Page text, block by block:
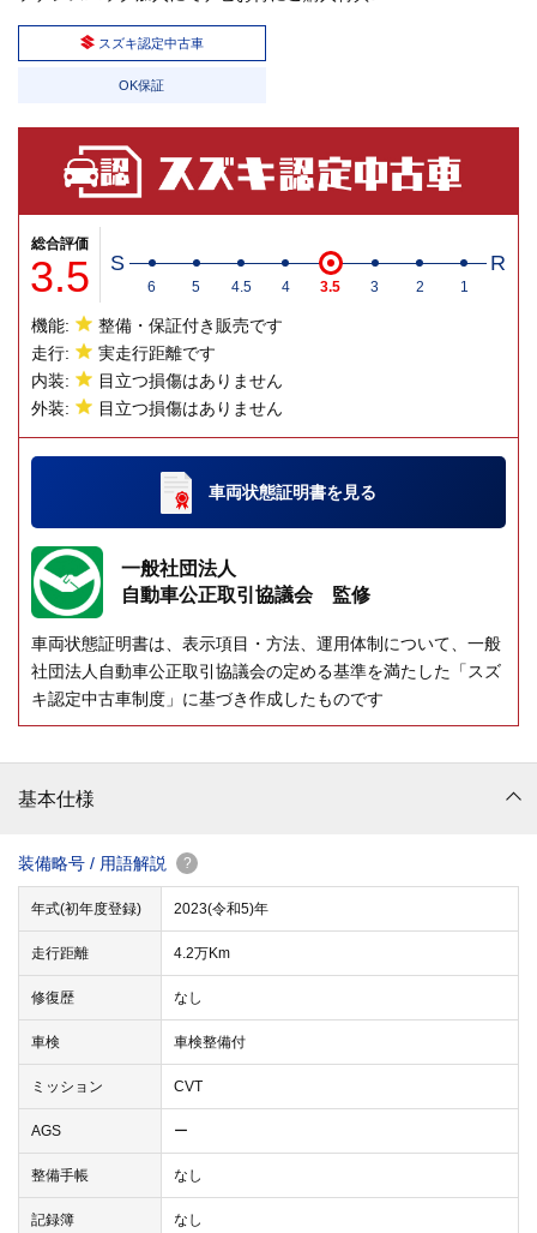
スズキ認定中古車
OK保証
総合評価
3.5 S R
6 5 4.5 4 3.5 3 2 1
機能:
整備・保証付き販売です
走行:
実走行距離です
内装:
目立つ損傷はありません
外装:
目立つ損傷はありません
車両状態証明書を見る
一般社団法人
自動車公正取引協議会 監修
車両状態証明書は、表示項目・方法、運用体制について、一般
社団法人自動車公正取引協議会の定める基準を満たした「スズ
キ認定中古車制度」に基づき作成したものです
基本仕様
装備略号 / 用語解説 ?
年式(初年度登録) 2023(令和5)年
走行距離 4.2万Km
修復歴 なし
車検 車検整備付
ミッション CVT
AGS ー
整備手帳 なし
記録簿 なし